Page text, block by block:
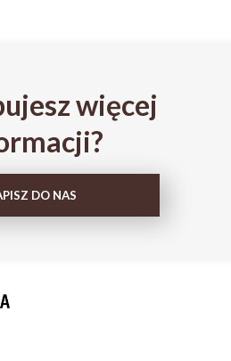
więcej
DO NAS